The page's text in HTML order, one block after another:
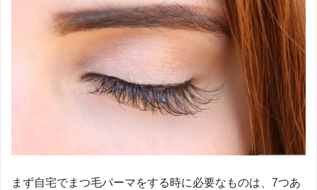
まず自宅でまつ毛パーマをする時に必要なものは、7つあ